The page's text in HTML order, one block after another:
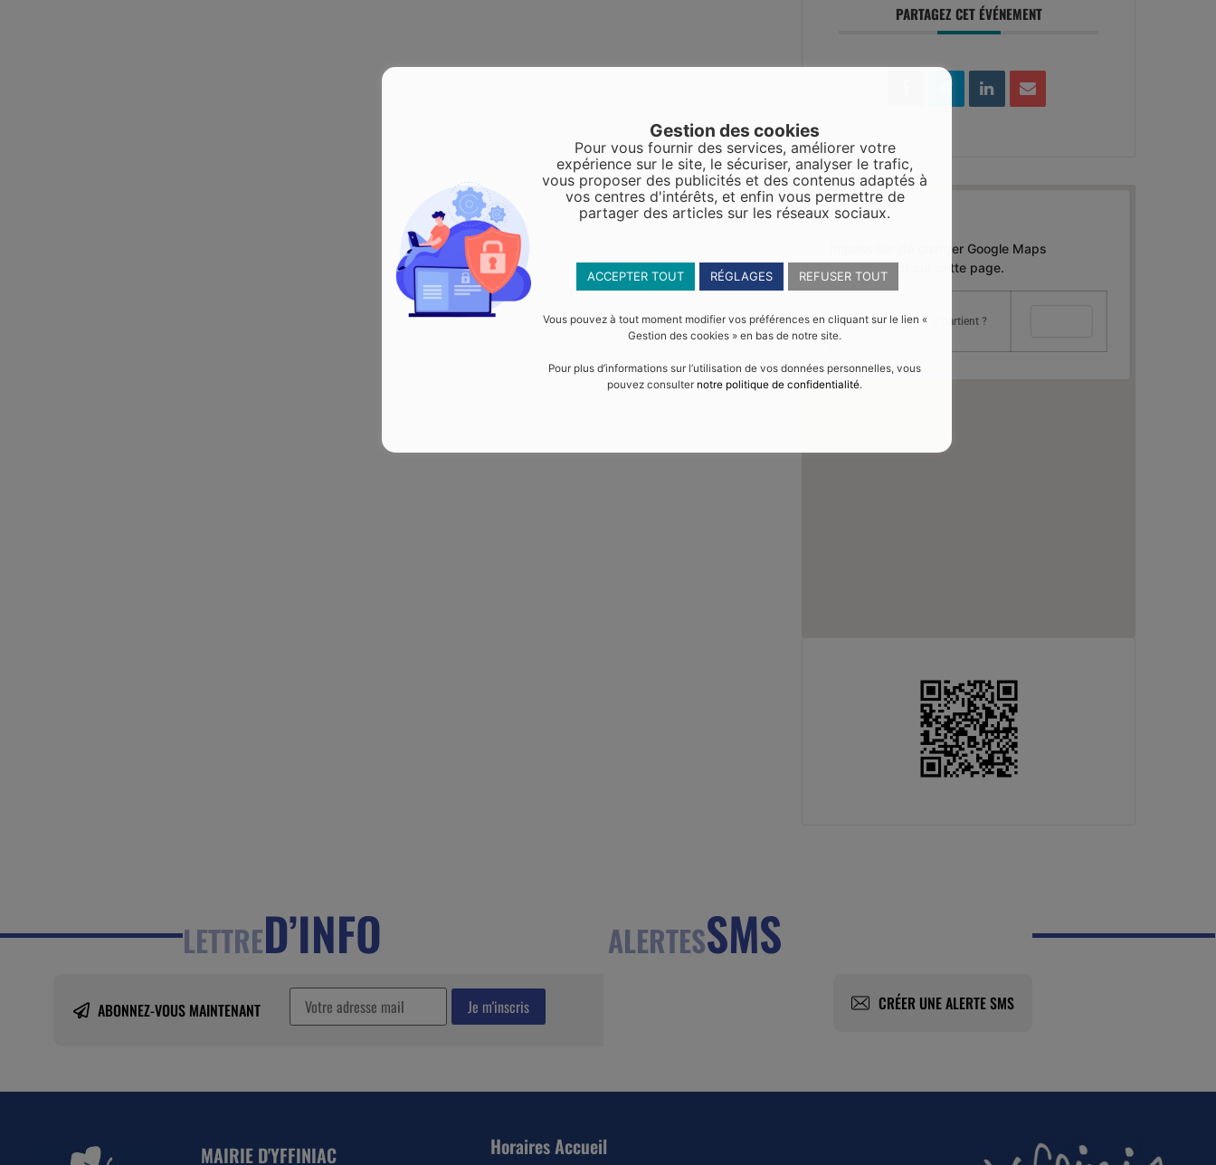
PARTAGEZ CET ÉVÉNEMENT
Impossible de charger Google Maps
correctement sur cette page.
Ce site Web vous appartient ?
LETTRED’INFO
ABONNEZ-VOUS MAINTENANT
ALERTESSMS
CRÉER UNE ALERTE SMS
MAIRIE D'YFFINIAC Horaires Accueil
Gestion des cookies
Pour vous fournir des services, améliorer votre
expérience sur le site, le sécuriser, analyser le trafic,
vous proposer des publicités et des contenus adaptés à
vos centres d'intérêts, et enfin vous permettre de
partager des articles sur les réseaux sociaux.
ACCEPTER TOUT RÉGLAGES REFUSER TOUT
Vous pouvez à tout moment modifier vos préférences en cliquant sur le lien «
Gestion des cookies » en bas de notre site.
Pour plus d’informations sur l’utilisation de vos données personnelles, vous
pouvez consulter notre politique de confidentialité.